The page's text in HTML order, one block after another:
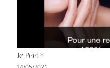
JetPeel ®
24/05/2021